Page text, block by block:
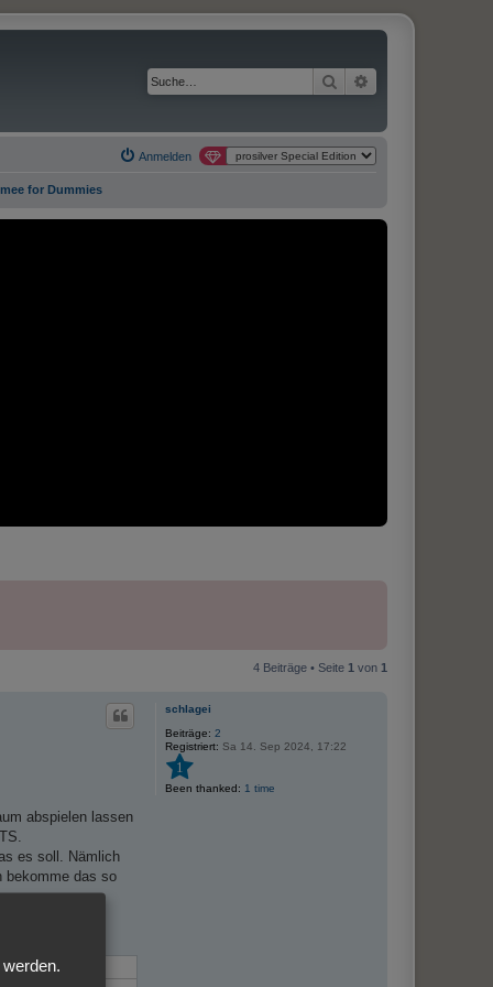
Suche
Anmelden
for Dummies
4 Beiträge • Seite 1 von 1
schlagei
Beiträge: 2
Registriert: Sa 14. Sep 2024, 17:22
1
Been thanked: 1 time
abspielen lassen
es soll. Nämlich
bekomme das so